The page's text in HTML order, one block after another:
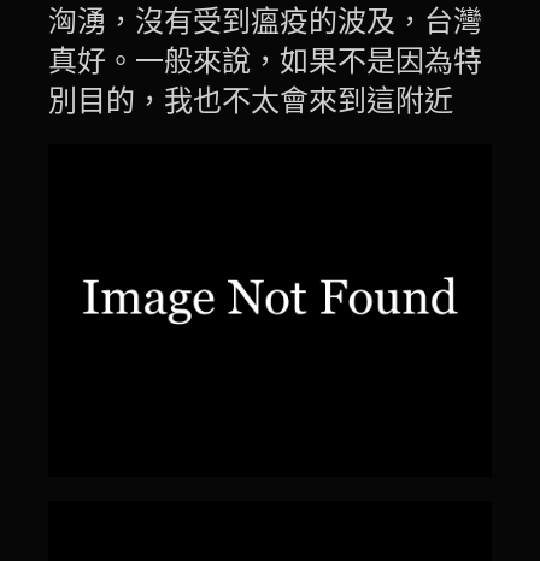
洶湧，沒有受到瘟疫的波及，台灣
真好。一般來說，如果不是因為特
別目的，我也不太會來到這附近